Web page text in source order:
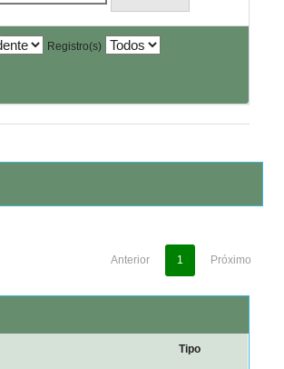
Registro(s)
Anterior 1 Próximo
Tipo